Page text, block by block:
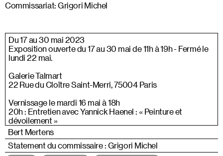
Commissariat: Grigori Michel
Du 17 au 30 mai 2023
Exposition ouverte du 17 au 30 mai de 11h à 19h - Fermé le
lundi 22 mai.
Galerie Talmart
22 Rue du Cloître Saint-Merri, 75004 Paris
Vernissage le mardi 16 mai à 18h
20h : Entretien avec Yannick Haenel : « Peinture et
dévoilement »
Bert Mertens
Statement du commissaire : Grigori Michel